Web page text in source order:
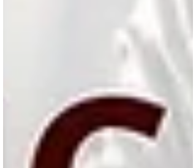
Notícias em Destaque: